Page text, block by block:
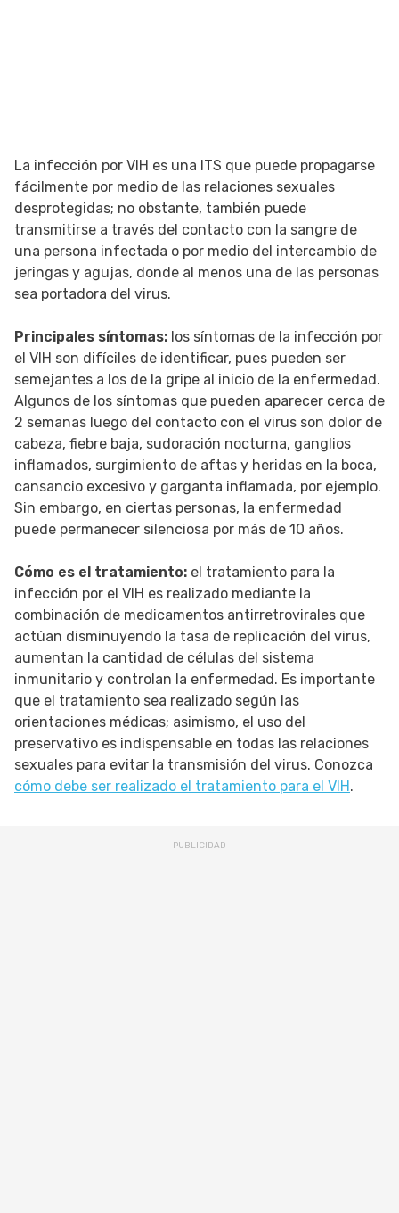
La infección por VIH es una ITS que puede propagarse
fácilmente por medio de las relaciones sexuales
desprotegidas; no obstante, también puede
transmitirse a través del contacto con la sangre de
una persona infectada o por medio del intercambio de
jeringas y agujas, donde al menos una de las personas
sea portadora del virus.
Principales síntomas: los síntomas de la infección por
el VIH son difíciles de identificar, pues pueden ser
semejantes a los de la gripe al inicio de la enfermedad.
Algunos de los síntomas que pueden aparecer cerca de
2 semanas luego del contacto con el virus son dolor de
cabeza, fiebre baja, sudoración nocturna, ganglios
inflamados, surgimiento de aftas y heridas en la boca,
cansancio excesivo y garganta inflamada, por ejemplo.
Sin embargo, en ciertas personas, la enfermedad
puede permanecer silenciosa por más de 10 años.
Cómo es el tratamiento: el tratamiento para la
infección por el VIH es realizado mediante la
combinación de medicamentos antirretrovirales que
actúan disminuyendo la tasa de replicación del virus,
aumentan la cantidad de células del sistema
inmunitario y controlan la enfermedad. Es importante
que el tratamiento sea realizado según las
orientaciones médicas; asimismo, el uso del
preservativo es indispensable en todas las relaciones
sexuales para evitar la transmisión del virus. Conozca
cómo debe ser realizado el tratamiento para el VIH.